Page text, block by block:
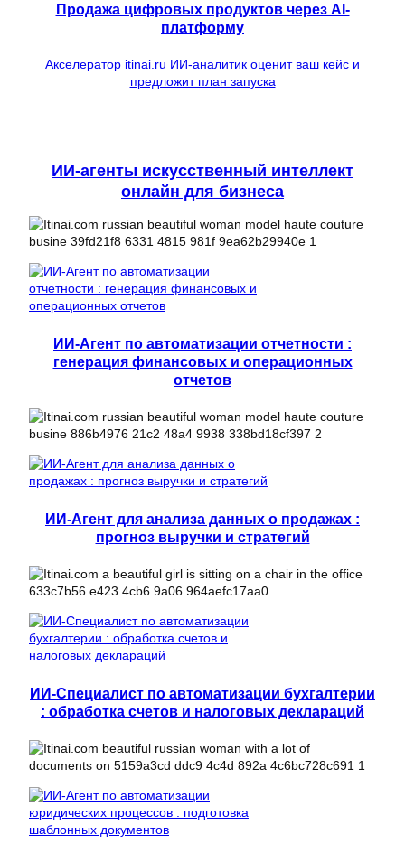
Продажа цифровых продуктов через AI-
платформу
Акселератор itinai.ru ИИ-аналитик оценит ваш кейс и
предложит план запуска
ИИ-агенты искусственный интеллект
онлайн для бизнеса
ИИ-Агент по автоматизации отчетности :
генерация финансовых и операционных
отчетов
ИИ-Агент для анализа данных о продажах :
прогноз выручки и стратегий
ИИ-Специалист по автоматизации бухгалтерии
: обработка счетов и налоговых деклараций